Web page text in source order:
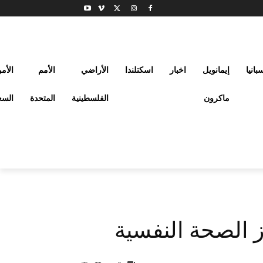
إيمانويل
ماكرون
اخبار اسكتلندا الأراضي
الفلسطينية
الأمم
المتحدة